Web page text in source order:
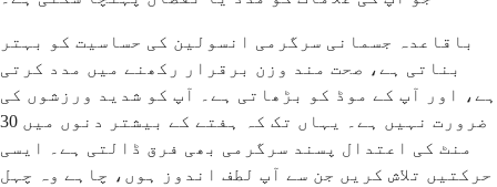
باقاعدہ جسمانی سرگرمی انسولین کی حساسیت کو بہتر
بناتی ہے، صحت مند وزن برقرار رکھنے میں مدد کرتی
ہے، اور آپ کے موڈ کو بڑھاتی ہے۔ آپ کو شدید ورزشوں کی
ضرورت نہیں ہے۔ یہاں تک کہ ہفتے کے بیشتر دنوں میں 30
منٹ کی اعتدال پسند سرگرمی بھی فرق ڈالتی ہے۔ ایسی
حرکتیں تلاش کریں جن سے آپ لطف اندوز ہوں، چاہے وہ چہل